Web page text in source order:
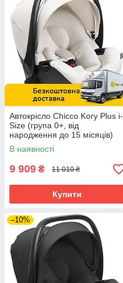
Автокрісло Chicco Kory Plus i-
Size (група 0+, від
народження до 15 місяців)
Бежеве
В наявності
9 909 ₴ 11 010 ₴
Купити
–10%